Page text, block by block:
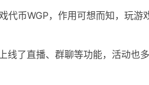
代币WGP，作用可想而知，玩游
线了直播、群聊等功能，活动也